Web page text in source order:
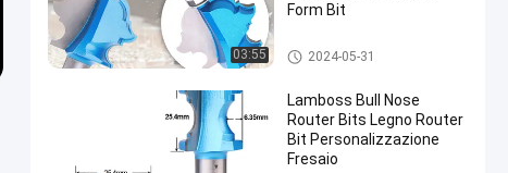
03:55
Form Bit
pezzi diritti del router
2024-05-31
Lamboss Bull Nose
Router Bits Legno Router
Bit Personalizzazione
Fresaio